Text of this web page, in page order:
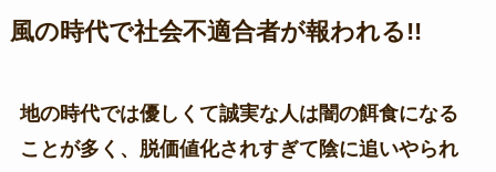
風の時代で社会不適合者が報われる!!
地の時代では優しくて誠実な人は闇の餌食になる
ことが多く、脱価値化されすぎて陰に追いやられ